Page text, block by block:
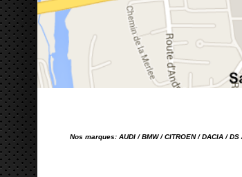
Nos marques: AUDI / BMW / CITROEN / DACIA / DS